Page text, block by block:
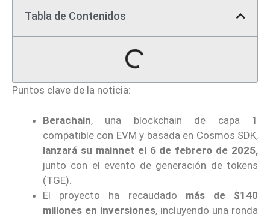
Tabla de Contenidos
Puntos clave de la noticia:
Berachain, una blockchain de capa 1
compatible con EVM y basada en Cosmos SDK,
lanzará su mainnet el 6 de febrero de 2025,
junto con el evento de generación de tokens
(TGE).
El proyecto ha recaudado más de $140
millones en inversiones, incluyendo una ronda